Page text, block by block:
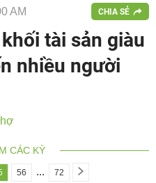
AM CHIA SẺ
tài sản giàu
nhiều người
CÁC KỲ
56 ... 72